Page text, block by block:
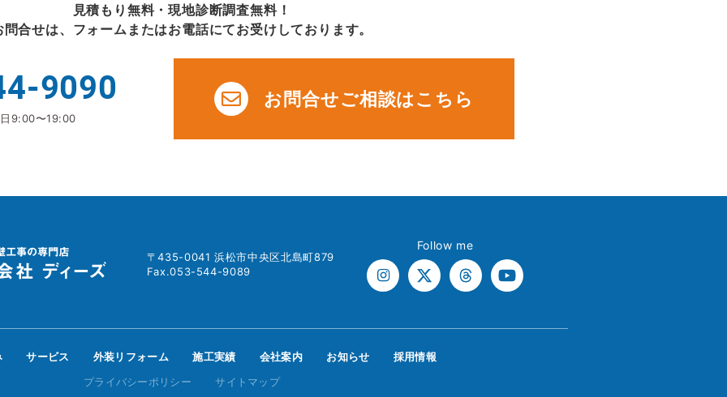
見積もり無料・現地診断調査無料！
問合せは、フォームまたはお電話にてお受けしております。
9090
9:00〜19:00
お問合せご相談はこちら
〒435-0041 浜松市中央区北島町879
Fax.053-544-9089
Follow me
サービス 外装リフォーム 施工実績 会社案内 お知らせ
採用情報
プライバシーポリシー
サイトマップ